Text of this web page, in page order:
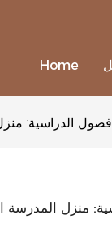
Home
الدراسية:
منزل المدرسة